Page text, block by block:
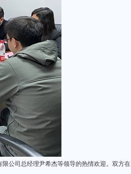
公司总经理尹希杰等领导的热情欢迎。双方在